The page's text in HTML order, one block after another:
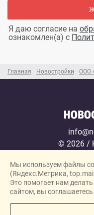
Главная Новостройки ООО
Я даю согласие на
ознакомлен(а) с
© 2026 /
Политика
Согласие на
Мы используем файлы
(Яндекс.Метрика,
Это помогает нам
сайтом, вы соглашаетесь